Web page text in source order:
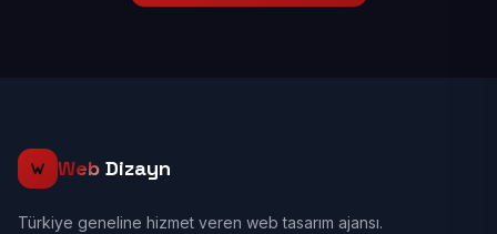
Web Dizayn
Türkiye geneline hizmet veren web tasarım ajansı.